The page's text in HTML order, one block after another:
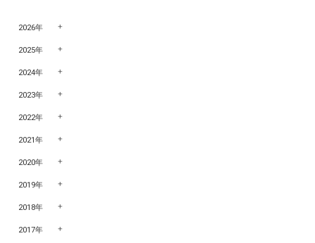
2026年
2025年
2024年
2023年
2022年
2021年
2020年
2019年
2018年
2017年